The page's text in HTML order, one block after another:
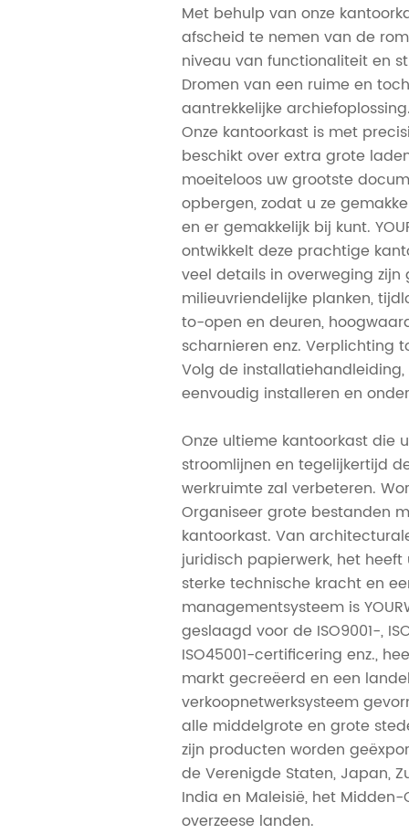
Met behulp van onze
afscheid te nemen van de
niveau van functionaliteit en
Dromen van een ruime en
aantrekkelijke
Onze kantoorkast is met
beschikt over extra grote
moeiteloos uw grootste
opbergen, zodat u ze
en er gemakkelijk bij kunt.
ontwikkelt deze prachtige
veel details in overweging zijn
milieuvriendelijke planken,
to-open en deuren,
scharnieren enz. Verplichting
Volg de installatiehandleiding,
eenvoudig installeren en
Onze ultieme kantoorkast die
stroomlijnen en tegelijkertijd
werkruimte zal verbeteren.
Organiseer grote bestanden
kantoorkast. Van
juridisch papierwerk, het
sterke technische kracht en
managementsysteem is
geslaagd voor de ISO9001-,
ISO45001-certificering enz.,
markt gecreëerd en een
verkoopnetwerksysteem
alle middelgrote en grote
zijn producten worden
de Verenigde Staten, Japan,
India en Maleisië, het
overzeese landen.